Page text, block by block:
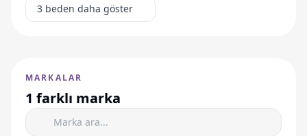
3 beden daha göster
MARKALAR
1 farklı marka